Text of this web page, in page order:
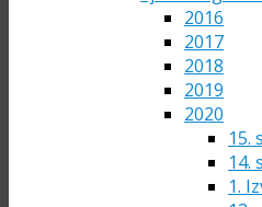
2016
2017
2018
2019
2020
15.
14.
1.